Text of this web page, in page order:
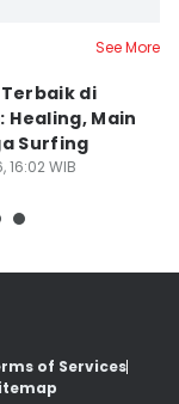
See More
di
Healing, Main
Surfing
16:02 WIB
of Services